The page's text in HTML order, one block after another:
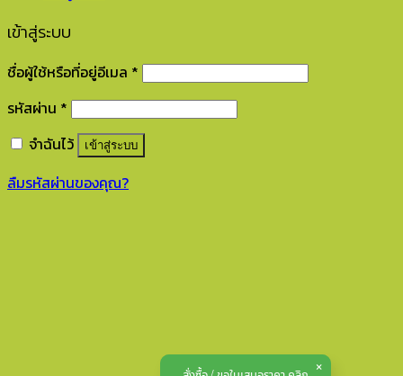
เข้าสู่ระบบ
ชื่อผู้ใช้หรือที่อยู่อีเมล *
รหัสผ่าน *
จำฉันไว้
เข้าสู่ระบบ
ลืมรหัสผ่านของคุณ?